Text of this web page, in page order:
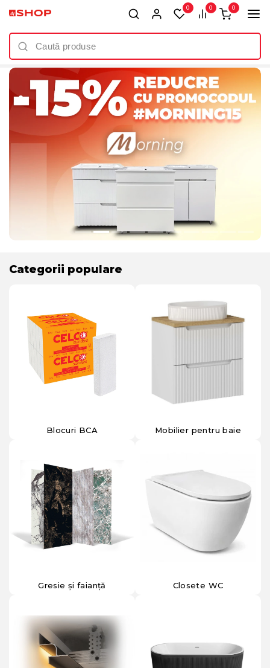
0 0 0
.
Categorii populare
Blocuri BCA Mobilier pentru baie
Gresie și faianță Closete WC